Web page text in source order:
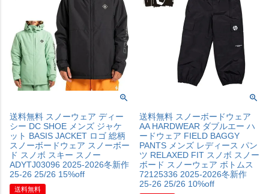
送料無料 スノーウェア ディー
シー DC SHOE メンズ ジャケ
ット BASIS JACKET ロゴ 総柄
スノーボードウェア スノーボー
ド スノボ スキー スノー
ADYTJ03096 2025-2026冬新作
25-26 25/26 15%off
送料無料
送料無料 スノーボードウェア
AA HARDWEAR ダブルエー ハ
ードウェア FIELD BAGGY
PANTS メンズ レディース パン
ツ RELAXED FIT スノボ スノー
ボード スノーウェア ボトムス
72125336 2025-2026冬新作
25-26 25/26 10%off